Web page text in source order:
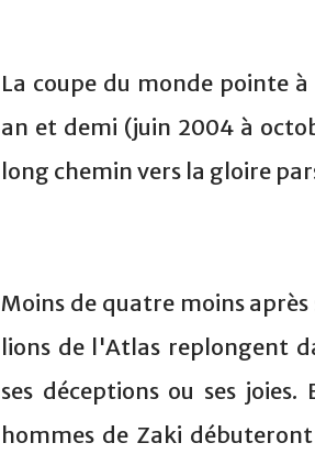
La coupe du monde pointe
an et demi (juin 2004 à
long chemin vers la gloire
Moins de quatre moins
lions de l'Atlas replongent
ses déceptions ou ses
hommes de Zaki